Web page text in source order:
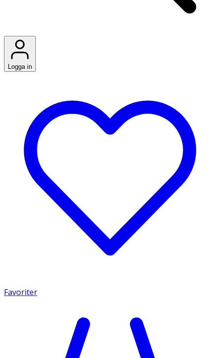
Logga in
Favoriter